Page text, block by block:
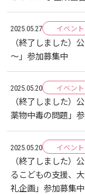
自然災害時
2025.05.27 イベント
（終了しました）
～」参加募集中
2025.05.20 イベント
（終了しました）
薬物中毒の問題」
2025.05.20 イベント
（終了しました）
るこどもの支援、
礼企画」参加募集中